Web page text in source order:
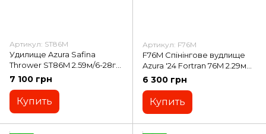
Артикул: ST86M
Удилище Azura Safina
Thrower ST86M 2.59м/6-28г
(ST86M)
7 100 грн
Купить
Артикул: F76M
F76M Спінінгове вудлище
Azura '24 Fortran 76M 2.29м
up to 28г
6 300 грн
Купить